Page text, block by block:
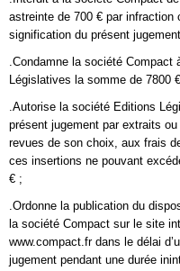
astreinte de 700 € par infraction
signification du présent
.Condamne la société Compact
Législatives la somme de 7800
.Autorise la société Editions
présent jugement par extraits
revues de son choix, aux frais
ces insertions ne pouvant
€ ;
.Ordonne la publication du
la société Compact sur le site
www.compact.fr dans le délai
jugement pendant une durée